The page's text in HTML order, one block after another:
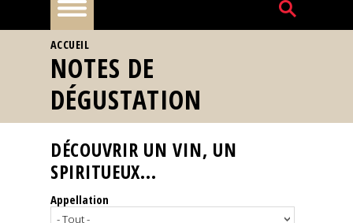
À
la
une
Reportages
Nos
VOUS ÊTES ICI
ACCUEIL
NOTES DE
DÉGUSTATION
DÉCOUVRIR UN VIN, UN
SPIRITUEUX...
Appellation